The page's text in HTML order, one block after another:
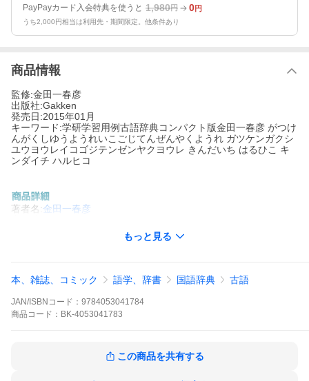
PayPayカード入会特典を使うと 1,980円 0円
うち2,000円相当は利用先・期間限定。他条件あり
商品情報
監修:金田一春彦
出版社:Gakken
発売日:2015年01月
キーワード:学研学習用例古語辞典コンパクト版金田一春彦 がつけ
んがくしゆうようれいこごじてんぜんやくようれ ガツケンガクシ
ユウヨウレイコゴジテンゼンヤクヨウレ きんだいち はるひこ キ
ンダイチ ハルヒコ
著者名:金田一春彦
高校教科書に頻出の古文用例を全文現代語訳。学習した内容を辞
※本データはこの商品が発売された時点の情報です。
もっと見る
本、雑誌、コミック 語学、辞書 国語辞典 古語
JAN/ISBNコード： 9784053041784
商品 コード： BK-4053041783
この商品を共有する